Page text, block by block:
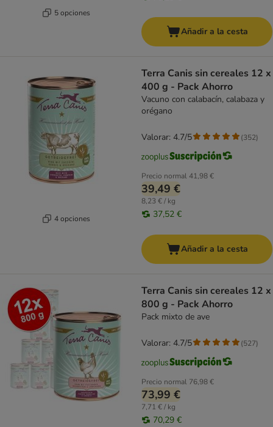
5 opciones
Añadir a la cesta
4 opciones
Terra Canis sin cereales 12 x
400 g - Pack Ahorro
Vacuno con calabacín, calabaza y
orégano
Precio normal41,98 €
39,49 €
8,23 € / kg
37,52 €
Valorar: 4.7/5 (352)
Añadir a la cesta
Terra Canis sin cereales 12 x
800 g - Pack Ahorro
Pack mixto de ave
Precio normal 76,98 €
73,99 €
7,71 € / kg
70,29 €
Valorar: 4.7/5 (527)